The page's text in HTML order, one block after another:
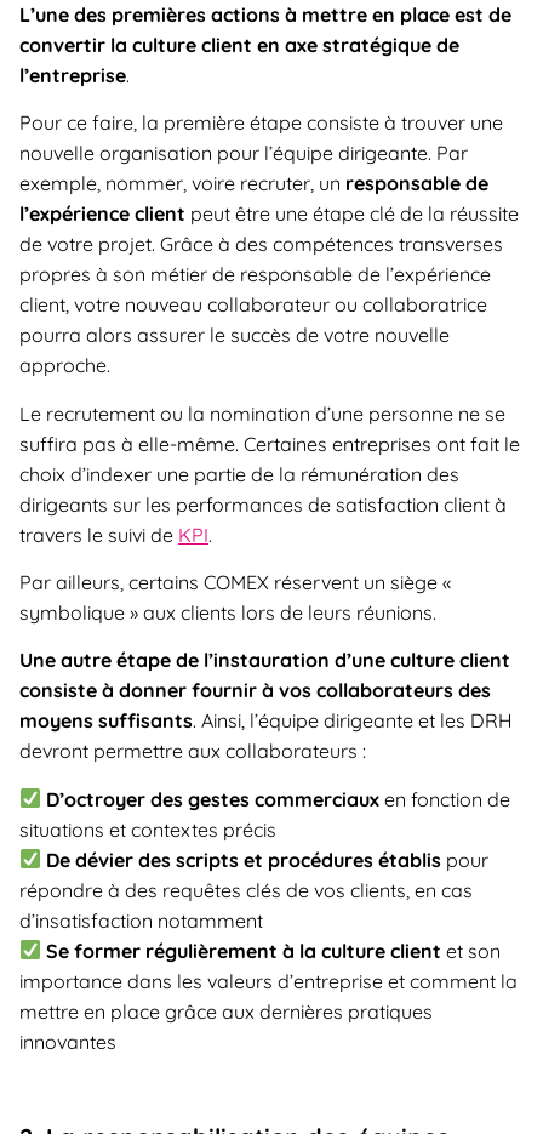
L’une des premières actions à mettre en place est de
convertir la culture client en axe stratégique de
l’entreprise.
Pour ce faire, la première étape consiste à trouver une
nouvelle organisation pour l’équipe dirigeante. Par
exemple, nommer, voire recruter, un responsable de
l’expérience client peut être une étape clé de la réussite
de votre projet. Grâce à des compétences transverses
propres à son métier de responsable de l’expérience
client, votre nouveau collaborateur ou collaboratrice
pourra alors assurer le succès de votre nouvelle
approche.
Le recrutement ou la nomination d’une personne ne se
suffira pas à elle-même. Certaines entreprises ont fait le
choix d’indexer une partie de la rémunération des
dirigeants sur les performances de satisfaction client à
travers le suivi de KPI.
Par ailleurs, certains COMEX réservent un siège «
symbolique » aux clients lors de leurs réunions.
Une autre étape de l’instauration d’une culture client
consiste à donner fournir à vos collaborateurs des
moyens suffisants. Ainsi, l’équipe dirigeante et les DRH
devront permettre aux collaborateurs :
D’octroyer des gestes commerciaux en fonction de
situations et contextes précis
De dévier des scripts et procédures établis pour
répondre à des requêtes clés de vos clients, en cas
d’insatisfaction notamment
Se former régulièrement à la culture client et son
importance dans les valeurs d’entreprise et comment la
mettre en place grâce aux dernières pratiques
innovantes